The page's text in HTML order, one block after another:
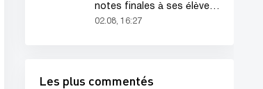
notes finales à ses élèves
avant sa mort
02.08, 16:27
Les plus commentés